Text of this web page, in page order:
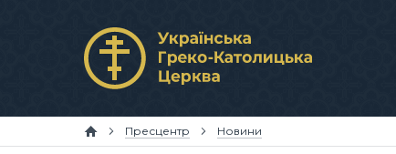
Пресцентр Новини